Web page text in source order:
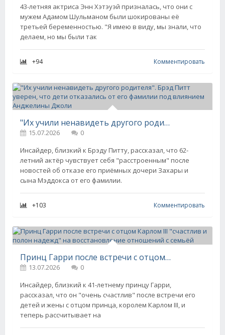
43-летняя актриса Энн Хэтэуэй призналась, что они с
мужем Адамом Шульманом были шокированы её
третьей беременностью. "Я имею в виду, мы знали, что
делаем, но мы были так
+94 Комментировать
"Их учили ненавидеть другого родителя". Брэд Питт уверен, что дети отказались от его фамилии под влиянием Анджелины Джоли
15.07.2026
0
Инсайдер, близкий к Брэду Питту, рассказал, что 62-
летний актёр чувствует себя "расстроенным" после
новостей об отказе его приёмных дочери Захары и
сына Мэддокса от его фамилии.
+103 Комментировать
Принц Гарри после встречи с отцом Карлом III "счастлив и полон надежд" на восстановление отношений с семьёй
13.07.2026
0
Инсайдер, близкий к 41-летнему принцу Гарри,
рассказал, что он "очень счастлив" после встречи его
детей и жены с отцом принца, королем Карлом III, и
теперь рассчитывает на